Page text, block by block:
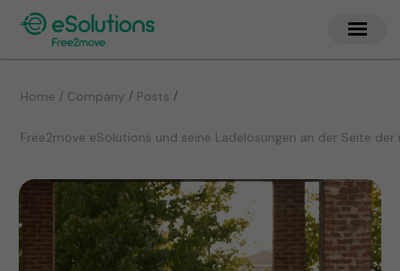
Home / Company / Posts /
Free2move eSolutions und seine Ladelösungen an der Seite